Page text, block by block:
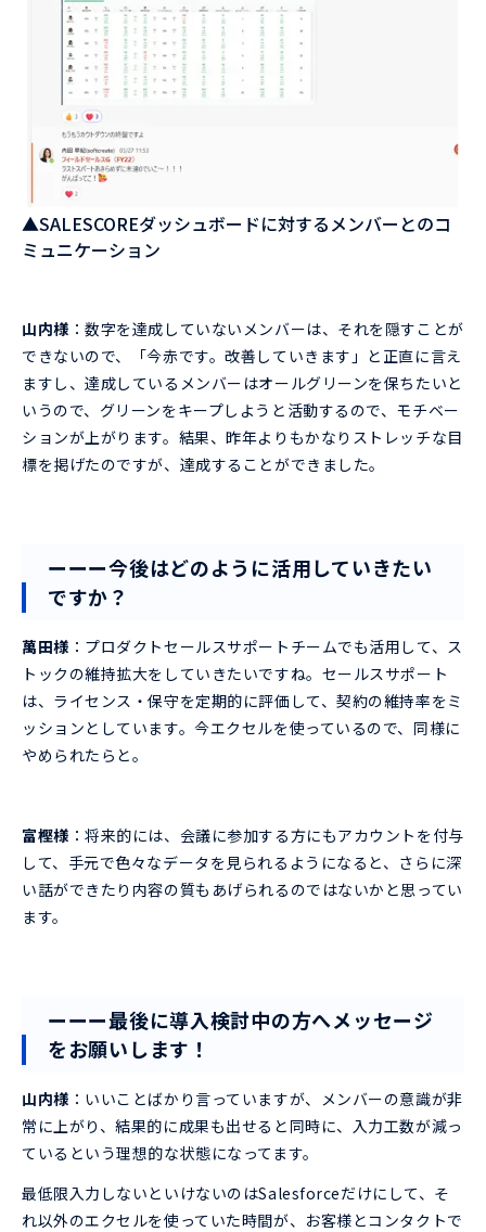
▲SALESCOREダッシュボードに対するメンバーとのコ
ミュニケーション
山内様 ：数字を達成していないメンバーは、それを隠すことが
できないので、「今赤です。改善していきます」と正直に言え
ますし、達成しているメンバーはオールグリーンを保ちたいと
いうので、グリーンをキープしようと活動するので、モチベー
ションが上がります。結果、昨年よりもかなりストレッチな目
標を掲げたのですが、達成することができました。
ーーー今後はどのように活用していきたい
ですか？
萬田様 ：プロダクトセールスサポートチームでも活用して、ス
トックの維持拡大をしていきたいですね。セールスサポート
は、ライセンス・保守を定期的に評価して、契約の維持率をミ
ッションとしています。今エクセルを使っているので、同様に
やめられたらと。
富樫様 ：将来的には、会議に参加する方にもアカウントを付与
して、手元で色々なデータを見られるようになると、さらに深
い話ができたり内容の質もあげられるのではないかと思ってい
ます。
ーーー最後に導入検討中の方へメッセージ
をお願いします！
山内様 ：いいことばかり言っていますが、メンバーの意識が非
常に上がり、結果的に成果も出せると同時に、入力工数が減っ
ているという理想的な状態になってます。
最低限入力しないといけないのはSalesforceだけにして、そ
れ以外のエクセルを使っていた時間が、お客様とコンタクトで